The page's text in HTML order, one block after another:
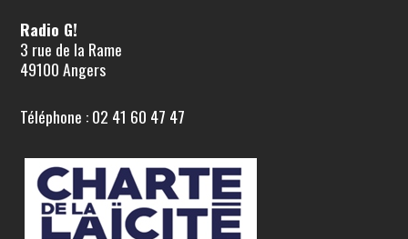
Radio G!
3 rue de la Rame
49100 Angers
Téléphone : 02 41 60 47 47